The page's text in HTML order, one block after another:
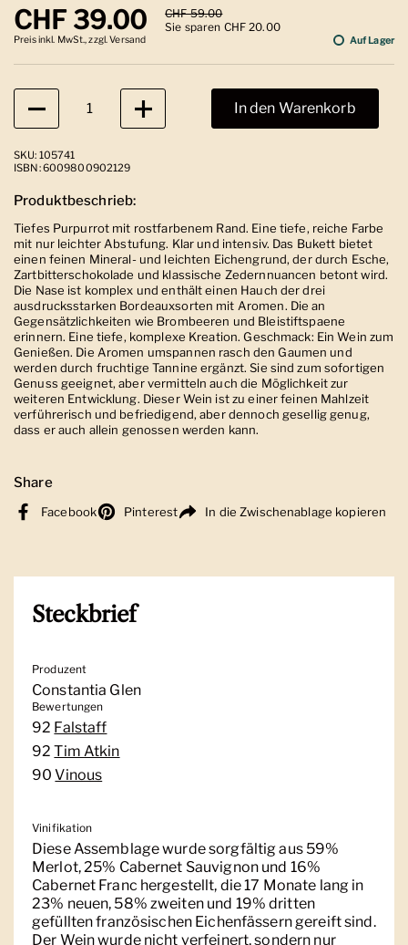
Regulärer Preis
CHF 39.00 Sale-Preis
CHF 59.00
Sie sparen CHF 20.00
Preis inkl. MwSt., zzgl. Versand Auf Lager
Anzahl
In den Warenkorb
SKU: 105741
ISBN: 6009800902129
Produktbeschrieb:
Tiefes Purpurrot mit rostfarbenem Rand. Eine tiefe, reiche Farbe
mit nur leichter Abstufung. Klar und intensiv. Das Bukett bietet
einen feinen Mineral- und leichten Eichengrund, der durch Esche,
Zartbitterschokolade und klassische Zedernnuancen betont wird.
Die Nase ist komplex und enthält einen Hauch der drei
ausdrucksstarken Bordeauxsorten mit Aromen. Die an
Gegensätzlichkeiten wie Brombeeren und Bleistiftspaene
erinnern. Eine tiefe, komplexe Kreation. Geschmack: Ein Wein zum
Genießen. Die Aromen umspannen rasch den Gaumen und
werden durch fruchtige Tannine ergänzt. Sie sind zum sofortigen
Genuss geeignet, aber vermitteln auch die Möglichkeit zur
weiteren Entwicklung. Dieser Wein ist zu einer feinen Mahlzeit
verführerisch und befriedigend, aber dennoch gesellig genug,
dass er auch allein genossen werden kann.
Share
Facebook Pinterest In die Zwischenablage kopieren
Steckbrief
Produzent
Constantia Glen
Bewertungen
92 Falstaff
92Tim Atkin
90Vinous
Vinifikation
Diese Assemblage wurde sorgfältig aus 59%
Merlot, 25% Cabernet Sauvignon und 16%
Cabernet Franc hergestellt, die 17 Monate lang in
23% neuen, 58% zweiten und 19% dritten
gefüllten französischen Eichenfässern gereift sind.
Der Wein wurde nicht verfeinert, sondern nur